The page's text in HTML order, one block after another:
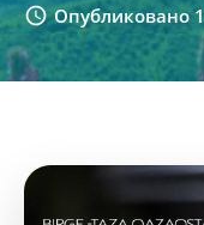
Опубликовано